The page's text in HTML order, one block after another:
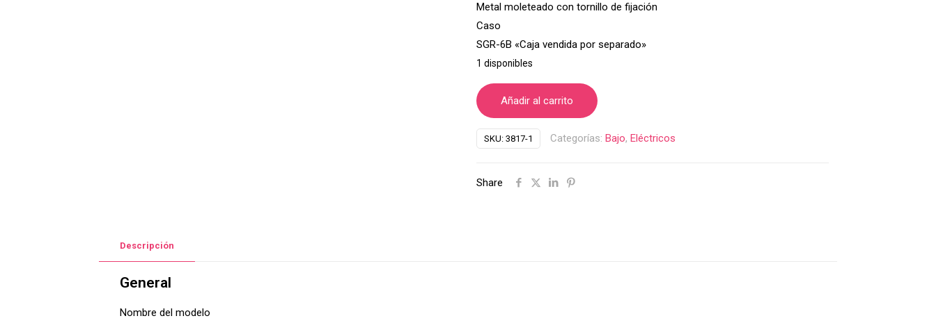
Metal moleteado con tornillo de fijación
Caso
SGR-6B «Caja vendida por separado»
1 disponibles
Añadir al carrito
SKU: 3817-1 Categorías: Bajo, Eléctricos
Share
Descripción
General
Nombre del modelo